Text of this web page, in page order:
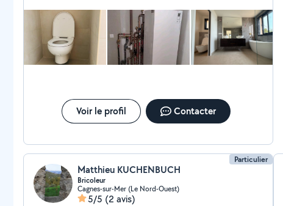
Voir le profil Contacter
Particulier
Matthieu KUCHENBUCH
Bricoleur
Cagnes-sur-Mer (Le Nord-Ouest)
5/5 (2 avis)